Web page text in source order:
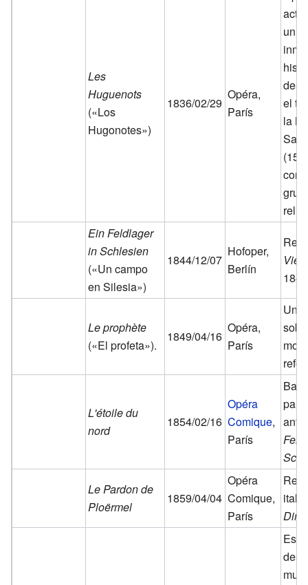
Les
Huguenots
(«Los
Hugonotes»)
1836/02/29
Opéra,
París
un
el
la
San
Ein Feldlager
in Schlesien
(«Un campo
en Silesia»)
1844/12/07
Hofoper,
Berlín
Le prophète
(«El profeta»).
1849/04/16
Opéra,
París
Un
L'étoile du
nord
1854/02/16
Opéra
Comique,
París
Le Pardon de
Ploërmel
1859/04/04
Opéra
Comique,
París